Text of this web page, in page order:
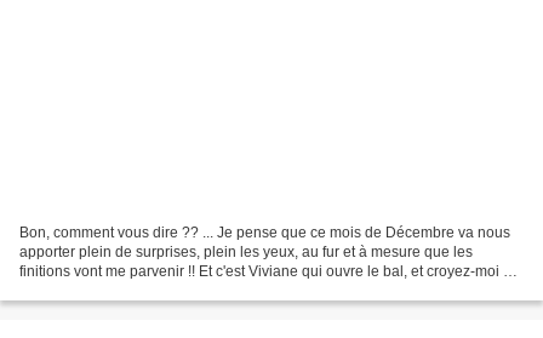
Bon, comment vous dire ?? ... Je pense que ce mois de Décembre va nous
apporter plein de surprises, plein les yeux, au fur et à mesure que les
finitions vont me parvenir !! Et c'est Viviane qui ouvre le bal, et croyez-moi sur